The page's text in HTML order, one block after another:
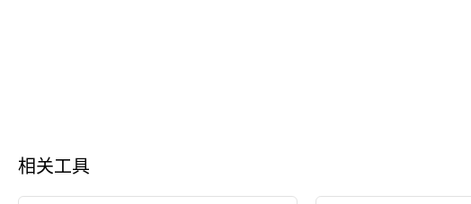
相关工具